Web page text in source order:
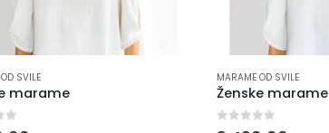
SVILE
marame
5
MARAME OD SVILE
Ženske marame
0 out of 5